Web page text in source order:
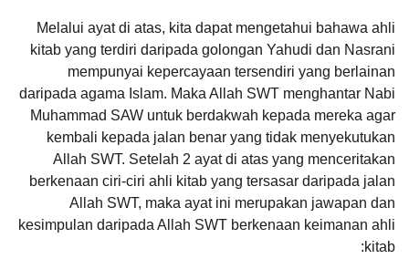
Melalui ayat di atas, kita dapat mengetahui bahawa ahli
kitab yang terdiri daripada golongan Yahudi dan Nasrani
mempunyai kepercayaan tersendiri yang berlainan
daripada agama Islam. Maka Allah SWT menghantar Nabi
Muhammad SAW untuk berdakwah kepada mereka agar
kembali kepada jalan benar yang tidak menyekutukan
Allah SWT. Setelah 2 ayat di atas yang menceritakan
berkenaan ciri-ciri ahli kitab yang tersasar daripada jalan
Allah SWT, maka ayat ini merupakan jawapan dan
kesimpulan daripada Allah SWT berkenaan keimanan ahli
kitab: